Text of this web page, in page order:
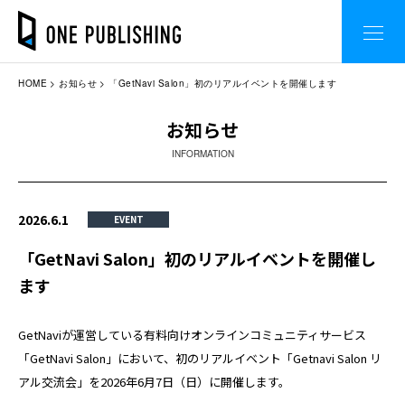
HOME お知らせ 「GetNavi Salon」初のリアルイベントを開催します
お知らせ
INFORMATION
2026.6.1 EVENT
「GetNavi Salon」初のリアルイベントを開催し
ます
GetNaviが運営している有料向けオンラインコミュニティサービス
「GetNavi Salon」において、初のリアルイベント「Getnavi Salon リ
アル交流会」を2026年6月7日（日）に開催します。